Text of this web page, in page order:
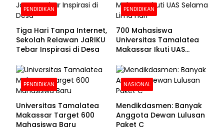
PENDIDIKAN
Tiga Hari Tanpa Internet,
Sekolah Relawan JaRIKU
Tebar Inspirasi di Desa
PENDIDIKAN
700 Mahasiswa
Universitas Tamalatea
Makassar Ikuti UAS
PENDIDIKAN
Universitas Tamalatea
Makassar Target 600
Mahasiswa Baru
NASIONAL
Mendikdasmen: Banyak
Anggota Dewan Lulusan
Paket C